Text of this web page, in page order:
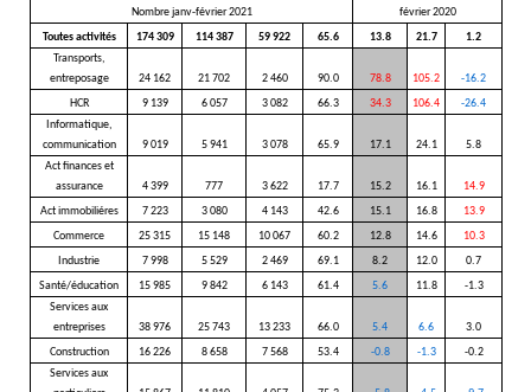
Nombre janv-février 2021
février 2020
Toutes activités
174 309 114 387 59 922 65.6 13.8 21.7
1.2
Transports,
entreposage
24 162 21 702 2 460 90.0 78.8 105.2
-16.2
HCR
9 139 6 057 3 082 66.3 34.3 106.4
-26.4
Informatique,
communication
9 019 5 941 3 078 65.9 17.1 24.1
5.8
Act finances et
assurance
4 399 777 3 622 17.7 15.2 16.1
14.9
Act immobiliéres
7 223 3 080 4 143 42.6 15.1 16.8
13.9
Commerce
25 315 15 148 10 067 60.2 12.8 14.6
10.3
Industrie
7 998 5 529 2 469 69.1 8.2 12.0
0.7
Santé/éducation
15 985 9 842 6 143 61.4 5.6 11.8
-1.3
Services aux
entreprises
38 976 25 743 13 233 66.0 5.4 6.6
3.0
Construction
16 226 8 658 7 568 53.4 -0.8 -1.3
-0.2
Services aux